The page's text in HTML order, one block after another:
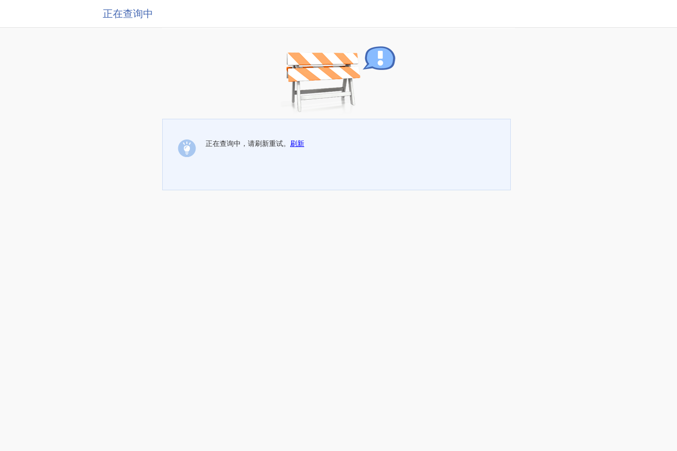
正在查询中
正在查询中，请刷新重试。 刷新